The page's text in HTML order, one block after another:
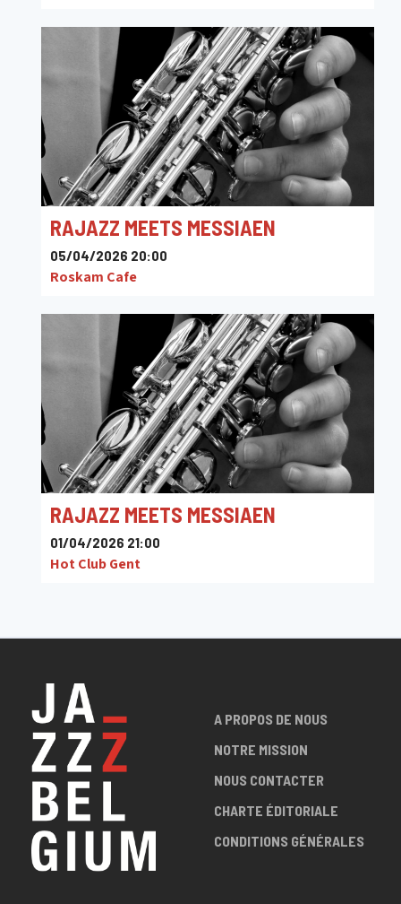
RAJAZZ MEETS MESSIAEN
05/04/2026 20:00
Roskam Cafe
RAJAZZ MEETS MESSIAEN
01/04/2026 21:00
Hot Club Gent
A PROPOS DE NOUS
NOTRE MISSION
NOUS CONTACTER
CHARTE ÉDITORIALE
CONDITIONS GÉNÉRALES